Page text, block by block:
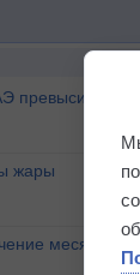
превысила +51°
жары
месяца не